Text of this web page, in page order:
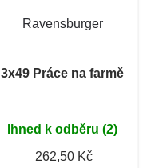
Ravensburger
3x49 Práce na farmě
Ihned k odběru (2)
262,50 Kč